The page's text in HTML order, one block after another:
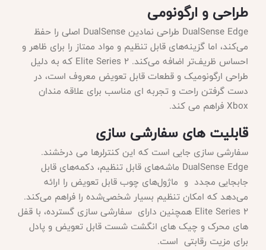
طراحی و ارگونومی
DualSense Edge طراحی نمادین DualSense اصلی را حفظ
می‌کند، اما گزینه‌های قابل تنظیم و مواد ممتاز را برای ظاهر و
احساس ظریف‌تر اضافه می‌کند. Elite Series 2 که به دلیل
طراحی ارگونومیک و قطعات قابل تعویض معروف است، در
دست گرفتن راحت و تجربه ای مناسب برای علاقه مندان
Xbox فراهم می کند.
قابلیت های سفارشی سازی
سفارشی سازی جایی است که این کنترلرها می درخشند.
DualSense Edge ماشه‌های قابل تنظیم، دکمه‌های قابل
جابجایی مجدد و ماژول‌های چوب قابل تعویض را ارائه
می‌دهد که امکان تنظیم بسیار شخصی‌شده را فراهم می‌کند.
Elite Series 2 همچنین دارای سفارشی سازی گسترده، با قفل
های محرک و چیک های انگشت شست قابل تعویض و پادل
برای مزیت رقابتی است.